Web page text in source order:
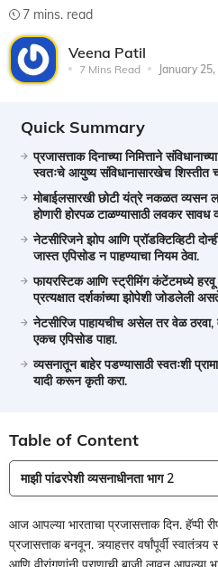
7 mins. read
Veena Patil
7 Mins Read January
Quick Summary
प्रजासत्ताक दिनाच्या निमित्ताने
स्वतःचे आयुष्य संविधानासारखेच शिस्तीत
मोबाईलसारखी छोटी यंत्रे नकळत व्यसन
होणारी होरपळ टाळण्यासाठी लवकर सावध
नेटसीरिजने झोप आणि प्रॉडक्टिव्हिटी
जास्त एपिसोड न पाहण्याचा नियम ठेवा.
फायरस्टिक आणि स्ट्रीमिंग कंटेंटमध्ये हरवू
प्रत्यक्षात दर्शकांच्या झोपेशी जोडलेली
नेटसीरिज पाहायचीच असेल तर वेळ ठरवा,
एकच एपिसोड पाहा.
व्यसनातून बाहेर पडण्यासाठी स्वतःशी
यादी करून कृती करा.
Table of Content
माझी पांढरपेशी व्यसनाधीनता भाग 2
आज आपल्या भारताचा प्रजासत्ताक दिन. हॅप्पी
प्रजासत्ताक बनवून. त्र्याहत्तर वर्षांपूर्वी